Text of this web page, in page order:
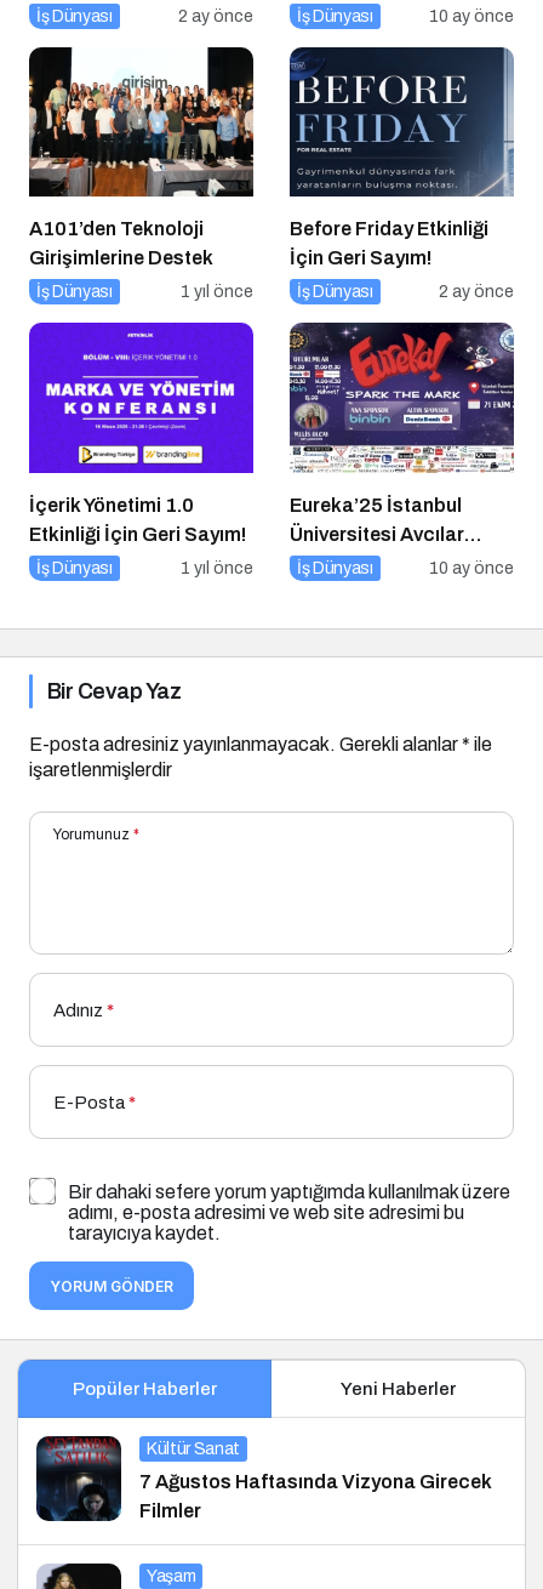
İçeriklerce Podcast
İş Dünyası 2 ay önce İş Dünyası 10 ay önce
A101’den Teknoloji
Girişimlerine Destek
İş Dünyası 1 yıl önce
Before Friday Etkinliği
İçin Geri Sayım!
İş Dünyası 2 ay önce
İçerik Yönetimi 1.0
Etkinliği İçin Geri Sayım!
İş Dünyası 1 yıl önce
Eureka’25 İstanbul
Üniversitesi Avcılar
Kampüsü İşletme
İş Dünyası 10 ay önce
Bir Cevap Yaz
E-posta adresiniz yayınlanmayacak. Gerekli alanlar* ile
işaretlenmişlerdir
Yorumunuz *
Adınız *
E-Posta*
Bir dahaki sefere yorum yaptığımda kullanılmak üzere
adımı, e-posta adresimi ve web site adresimi bu
tarayıcıya kaydet.
YORUM GÖNDER
Popüler Haberler Yeni Haberler
Kültür Sanat
7 Ağustos Haftasında Vizyona Girecek
Filmler
Yaşam